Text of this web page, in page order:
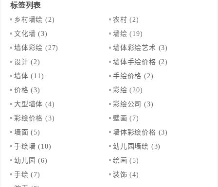
标签列表
乡村墙绘 (2) 农村 (2)
文化墙 (3) 墙绘 (19)
墙体彩绘 (27) 墙体彩绘艺术 (3)
设计 (2) 墙体手绘价格 (2)
墙体 (11) 手绘价格 (2)
价格 (3) 彩绘 (20)
大型墙体 (4) 彩绘公司 (3)
彩绘价格 (3) 壁画 (7)
墙面 (5) 墙体彩绘价格 (3)
手绘墙 (10) 幼儿园墙绘 (3)
幼儿园 (6) 绘画 (5)
手绘 (7) 装饰 (4)